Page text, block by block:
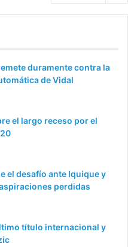
duramente contra la
de Vidal
el largo receso por el
el desafío ante Iquique y
perdidas
título internacional y